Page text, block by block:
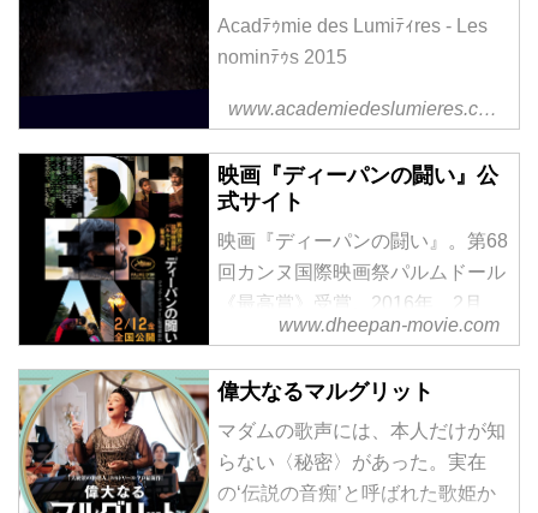
Acadﾃｩmie des Lumiﾃｨres - Les
nominﾃｩs 2015
www.academiedeslumieres.com
映画『ディーパンの闘い』公
式サイト
映画『ディーパンの闘い』。第68
回カンヌ国際映画祭パルムドール
《最高賞》受賞。2016年、2月
12（金）全国公開。TOHOシネマ
ズ シャンテ、大阪ステーション
シティシネマほか
www.dheepan-movie.com
偉大なるマルグリット
マダムの歌声には、本人だけが知
らない〈秘密〉があった。実在
の‘伝説の音痴’と呼ばれた歌姫か